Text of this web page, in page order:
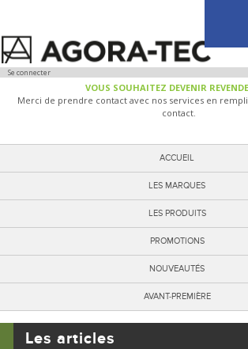
Se connecter
VOUS SOUHAITEZ DEVENIR
Merci de prendre contact avec nos services en
contact.
ACCUEIL
LES MARQUES
LES PRODUITS
PROMOTIONS
NOUVEAUTÉS
AVANT-PREMIÈRE
Les articles